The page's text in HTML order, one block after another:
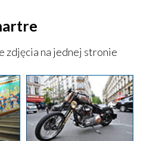
zdjęcia na jednej stronie